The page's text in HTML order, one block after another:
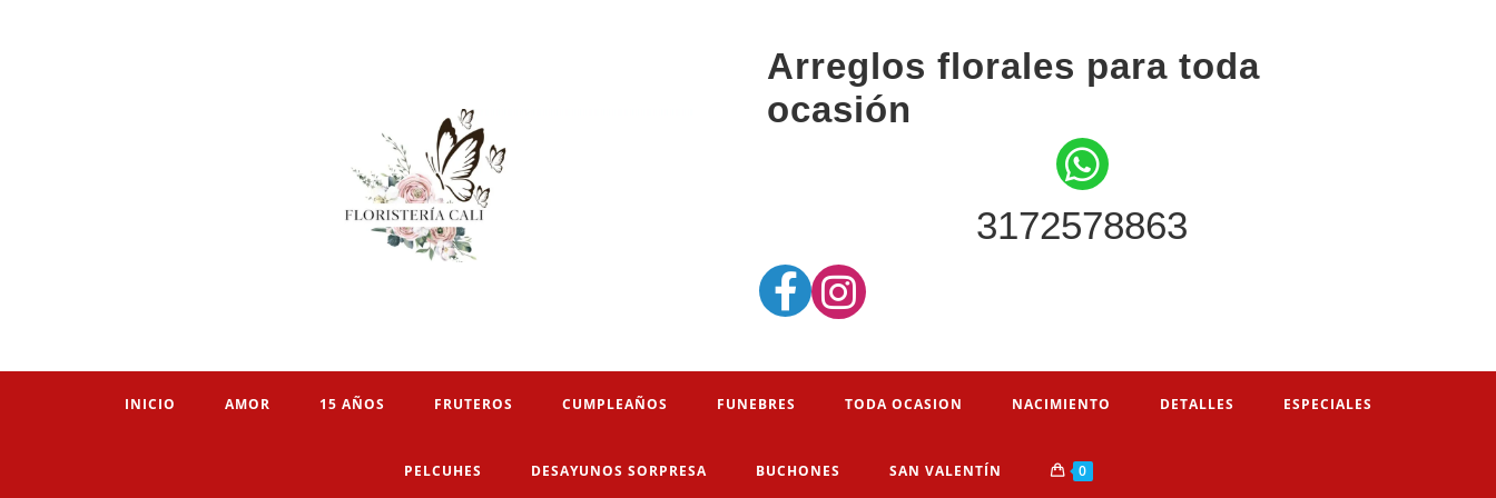
Arreglos florales para toda
ocasión
3172578863
INICIO AMOR 15 AÑOS FRUTEROS CUMPLEAÑOS FUNEBRES TODA OCASION NACIMIENTO DETALLES ESPECIALES
PELCUHES DESAYUNOS SORPRESA BUCHONES SAN VALENTÍN 0